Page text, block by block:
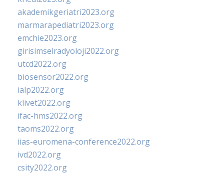
akademikgeriatri2023.org
marmarapediatri2023.org
emchie2023.org
girisimselradyoloji2022.org
utcd2022.org
biosensor2022.org
ialp2022.org
klivet2022.org
ifac-hms2022.org
taoms2022.org
iias-euromena-conference2022.org
ivd2022.org
csity2022.org